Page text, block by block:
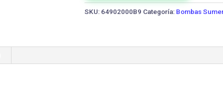
SKU: 64902000B9 Categoría: Bombas